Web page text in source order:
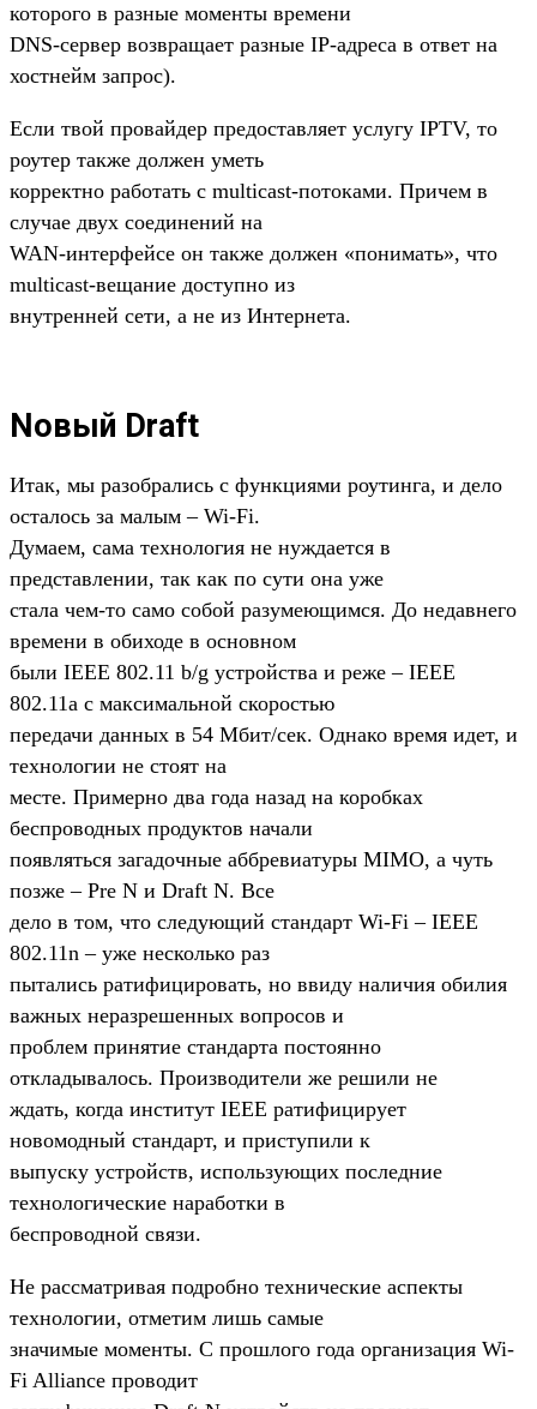
которого в разные моменты времени
DNS-сервер возвращает разные IP-адреса в ответ на
хостнейм запрос).
Если твой провайдер предоставляет услугу IPTV, то
роутер также должен уметь
корректно работать с multicast-потоками. Причем в
случае двух соединений на
WAN-интерфейсе он также должен «понимать», что
multicast-вещание доступно из
внутренней сети, а не из Интернета.
Nовый Draft
Итак, мы разобрались с функциями роутинга, и дело
осталось за малым – Wi-Fi.
Думаем, сама технология не нуждается в
представлении, так как по сути она уже
стала чем-то само собой разумеющимся. До недавнего
времени в обиходе в основном
были IEEE 802.11 b/g устройства и реже – IEEE
802.11a с максимальной скоростью
передачи данных в 54 Мбит/сек. Однако время идет, и
технологии не стоят на
месте. Примерно два года назад на коробках
беспроводных продуктов начали
появляться загадочные аббревиатуры MIMO, а чуть
позже – Pre N и Draft N. Все
дело в том, что следующий стандарт Wi-Fi – IEEE
802.11n – уже несколько раз
пытались ратифицировать, но ввиду наличия обилия
важных неразрешенных вопросов и
проблем принятие стандарта постоянно
откладывалось. Производители же решили не
ждать, когда институт IEEE ратифицирует
новомодный стандарт, и приступили к
выпуску устройств, использующих последние
технологические наработки в
беспроводной связи.
Не рассматривая подробно технические аспекты
технологии, отметим лишь самые
значимые моменты. С прошлого года организация Wi-
Fi Alliance проводит